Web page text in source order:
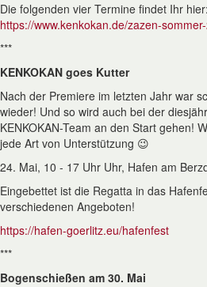
Die folgenden vier Termine findet Ihr hier:
https://www.kenkokan.de/zazen-
***
KENKOKAN goes Kutter
Nach der Premiere im letzten Jahr war
wieder! Und so wird auch bei der
KENKOKAN-Team an den Start gehen!
jede Art von Unterstützung 😉
24. Mai, 10 - 17 Uhr Uhr, Hafen am
Eingebettet ist die Regatta in das
verschiedenen Angeboten!
https://hafen-goerlitz.eu/hafenfest
***
Bogenschießen am 30. Mai